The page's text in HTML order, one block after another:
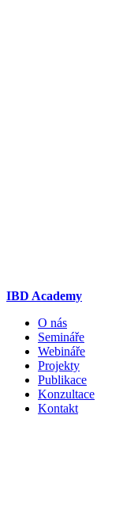
IBD Academy
O nás
Semináře
Webináře
Projekty
Publikace
Konzultace
Kontakt